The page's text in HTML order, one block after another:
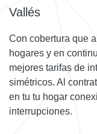
Vallés
Con cobertura que
hogares y en
mejores tarifas de
simétricos. Al
en tu tu hogar
interrupciones.